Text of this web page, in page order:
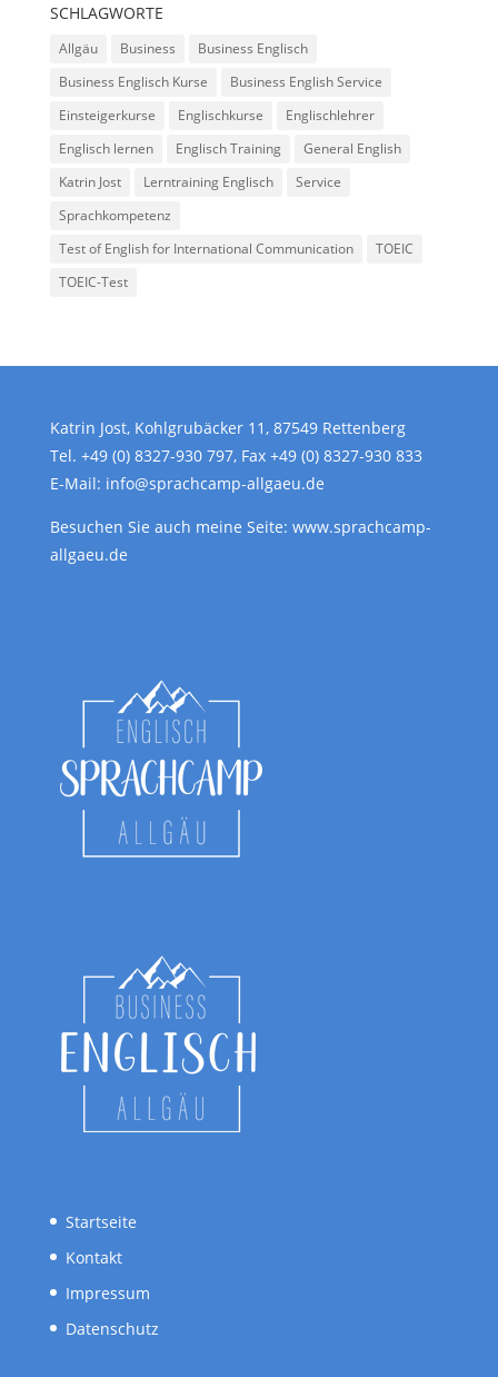
SCHLAGWORTE
Allgäu Business
Business Englisch
Business Englisch Kurse
Business English Service
Einsteigerkurse
Englischkurse
Englischlehrer
Englisch lernen
Englisch Training
General English
Katrin Jost
Lerntraining Englisch
Service
Sprachkompetenz
Test of English for International Communication
TOEIC
TOEIC-Test
Katrin Jost, Kohlgrubäcker 11, 87549 Rettenberg
Tel. +49 (0) 8327-930 797, Fax +49 (0) 8327-930 833
E-Mail: info@sprachcamp-allgaeu.de
Besuchen Sie auch meine Seite: www.sprachcamp-
allgaeu.de
Startseite
Kontakt
Impressum
Datenschutz